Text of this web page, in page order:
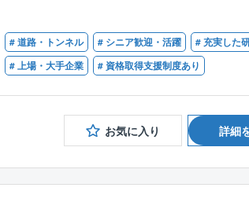
# 道路・トンネル # シニア歓迎・活躍 # 充実した
# 上場・大手企業
# 資格取得支援制度あり
お気に入り 詳細